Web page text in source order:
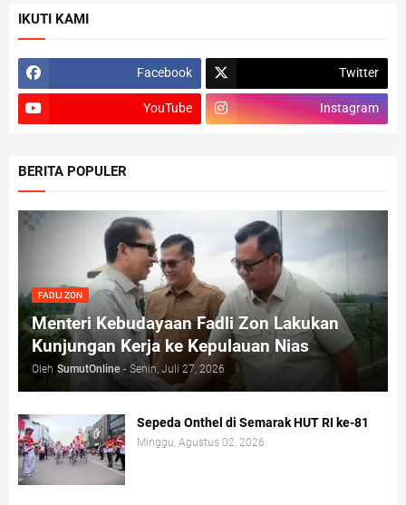
IKUTI KAMI
Facebook Twitter
YouTube Instagram
BERITA POPULER
FADLI ZON
Menteri Kebudayaan Fadli Zon Lakukan
Kunjungan Kerja ke Kepulauan Nias
Oleh SumutOnline - Senin, Juli 27, 2026
Sepeda Onthel di Semarak HUT RI ke-81
Minggu, Agustus 02, 2026